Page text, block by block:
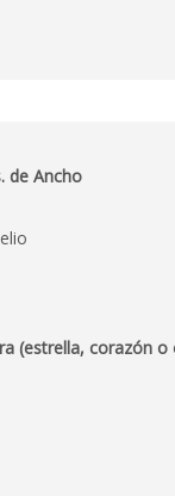
de Ancho
(estrella, corazón o